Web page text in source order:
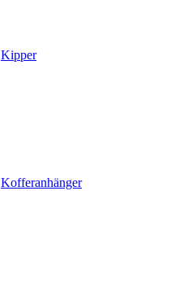
Kipper
Kofferanhänger